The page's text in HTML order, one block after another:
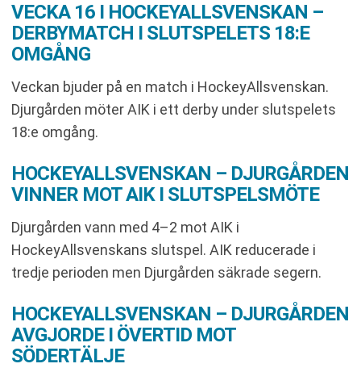
VECKA 16 I HOCKEYALLSVENSKAN –
DERBYMATCH I SLUTSPELETS 18:E
OMGÅNG
Veckan bjuder på en match i HockeyAllsvenskan.
Djurgården möter AIK i ett derby under slutspelets
18:e omgång.
HOCKEYALLSVENSKAN – DJURGÅRDEN
VINNER MOT AIK I SLUTSPELSMÖTE
Djurgården vann med 4–2 mot AIK i
HockeyAllsvenskans slutspel. AIK reducerade i
tredje perioden men Djurgården säkrade segern.
HOCKEYALLSVENSKAN – DJURGÅRDEN
AVGJORDE I ÖVERTID MOT
SÖDERTÄLJE